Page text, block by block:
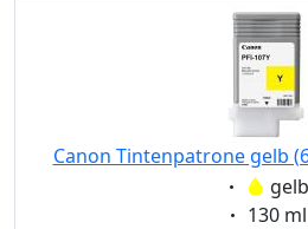
Canon Tintenpatrone gelb
gelb
130 ml